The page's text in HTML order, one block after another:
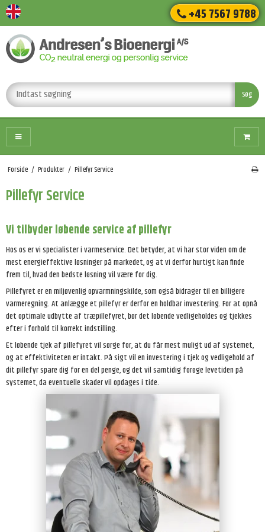
+45 7567 9788
Søg
Forside / Produkter / Pillefyr Service
Pillefyr Service
Vi tilbyder løbende service af pillefyr
Hos os er vi specialister i varmeservice. Det betyder, at vi har stor viden om de
mest energieffektive løsninger på markedet, og at vi derfor hurtigt kan finde
frem til, hvad den bedste løsning vil være for dig.
Pillefyret er en miljøvenlig opvarmningskilde, som også bidrager til en billigere
varmeregning. At anlægge etpillefyrer derfor en holdbar investering. For at opnå
det optimale udbytte af træpillefyret, bør det løbende vedligeholdes og tjekkes
efter i forhold til korrekt indstilling.
Et løbende tjek af pillefyret vil sørge for, at du får mest muligt ud af systemet,
og at effektiviteten er intakt. På sigt vil en investering i tjek og vedligehold af
dit pillefyr spare dig for en del penge, og det vil samtidig forøge levetiden på
systemet, da eventuelle skader vil opdages i tide.